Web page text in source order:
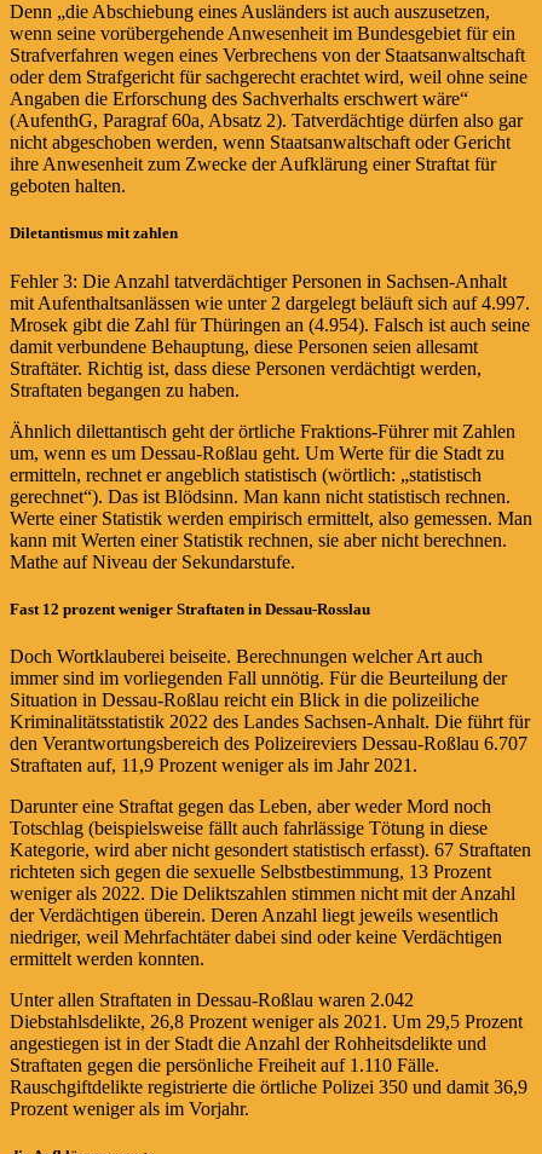
Denn „die Abschiebung eines Ausländers ist auch auszusetzen,
wenn seine vorübergehende Anwesenheit im Bundesgebiet für ein
Strafverfahren wegen eines Verbrechens von der Staatsanwaltschaft
oder dem Strafgericht für sachgerecht erachtet wird, weil ohne seine
Angaben die Erforschung des Sachverhalts erschwert wäre“
(AufenthG, Paragraf 60a, Absatz 2). Tatverdächtige dürfen also gar
nicht abgeschoben werden, wenn Staatsanwaltschaft oder Gericht
ihre Anwesenheit zum Zwecke der Aufklärung einer Straftat für
geboten halten.
Diletantismus mit zahlen
Fehler 3: Die Anzahl tatverdächtiger Personen in Sachsen-Anhalt
mit Aufenthaltsanlässen wie unter 2 dargelegt beläuft sich auf 4.997.
Mrosek gibt die Zahl für Thüringen an (4.954). Falsch ist auch seine
damit verbundene Behauptung, diese Personen seien allesamt
Straftäter. Richtig ist, dass diese Personen verdächtigt werden,
Straftaten begangen zu haben.
Ähnlich dilettantisch geht der örtliche Fraktions-Führer mit Zahlen
um, wenn es um Dessau-Roßlau geht. Um Werte für die Stadt zu
ermitteln, rechnet er angeblich statistisch (wörtlich: „statistisch
gerechnet“). Das ist Blödsinn. Man kann nicht statistisch rechnen.
Werte einer Statistik werden empirisch ermittelt, also gemessen. Man
kann mit Werten einer Statistik rechnen, sie aber nicht berechnen.
Mathe auf Niveau der Sekundarstufe.
Fast 12 prozent weniger Straftaten in Dessau-Rosslau
Doch Wortklauberei beiseite. Berechnungen welcher Art auch
immer sind im vorliegenden Fall unnötig. Für die Beurteilung der
Situation in Dessau-Roßlau reicht ein Blick in die polizeiliche
Kriminalitätsstatistik 2022 des Landes Sachsen-Anhalt. Die führt für
den Verantwortungsbereich des Polizeireviers Dessau-Roßlau 6.707
Straftaten auf, 11,9 Prozent weniger als im Jahr 2021.
Darunter eine Straftat gegen das Leben, aber weder Mord noch
Totschlag (beispielsweise fällt auch fahrlässige Tötung in diese
Kategorie, wird aber nicht gesondert statistisch erfasst). 67 Straftaten
richteten sich gegen die sexuelle Selbstbestimmung, 13 Prozent
weniger als 2022. Die Deliktszahlen stimmen nicht mit der Anzahl
der Verdächtigen überein. Deren Anzahl liegt jeweils wesentlich
niedriger, weil Mehrfachtäter dabei sind oder keine Verdächtigen
ermittelt werden konnten.
Unter allen Straftaten in Dessau-Roßlau waren 2.042
Diebstahlsdelikte, 26,8 Prozent weniger als 2021. Um 29,5 Prozent
angestiegen ist in der Stadt die Anzahl der Rohheitsdelikte und
Straftaten gegen die persönliche Freiheit auf 1.110 Fälle.
Rauschgiftdelikte registrierte die örtliche Polizei 350 und damit 36,9
Prozent weniger als im Vorjahr.